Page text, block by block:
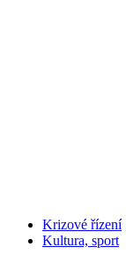
Krizové řízení
Kultura, sport